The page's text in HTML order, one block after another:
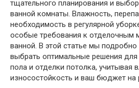
тщательного планирования и
ванной комнаты. Влажность,
необходимость в регулярной
особые требования к отделочным
ванной. В этой статье мы
выбрать оптимальные решения для
пола и отделки потолка, учитывая
износостойкость и ваш бюджет на